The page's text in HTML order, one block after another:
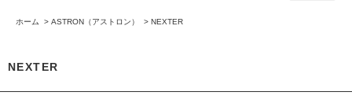
ホーム > ASTRON（アストロン） > NEXTER
NEXTER